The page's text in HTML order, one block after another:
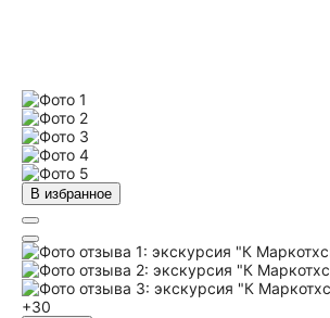
В избранное
+30